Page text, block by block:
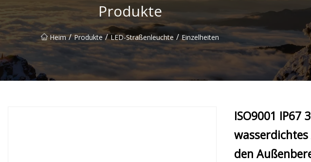
Produkte
Heim / Produkte / LED-Straßenleuchte / Einzelheiten
ISO9001 IP67
den